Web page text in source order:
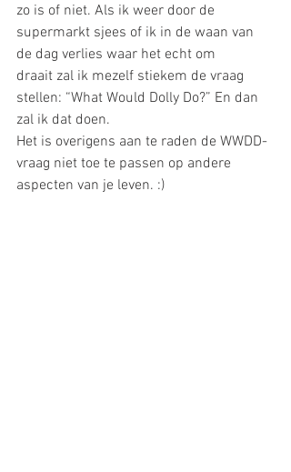
zo is of niet. Als ik weer door de
supermarkt sjees of ik in de waan van
de dag verlies waar het echt om
draait zal ik mezelf stiekem de vraag
stellen: “What Would Dolly Do?” En dan
zal ik dat doen.
Het is overigens aan te raden de WWDD-
vraag niet toe te passen op andere
aspecten van je leven. :)